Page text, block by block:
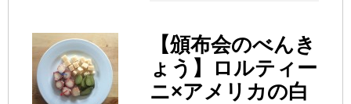
【頒布会のべんき
ょう】ロルティー
ニ×アメリカの白